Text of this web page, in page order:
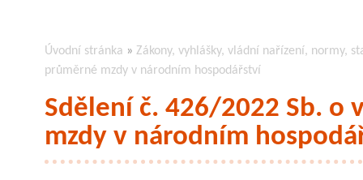
Úvodní stránka » Zákony, vyhlášky, vládní nařízení, normy,
průměrné mzdy v národním hospodářství
Sdělení č. 426/2022 Sb. o
mzdy v národním